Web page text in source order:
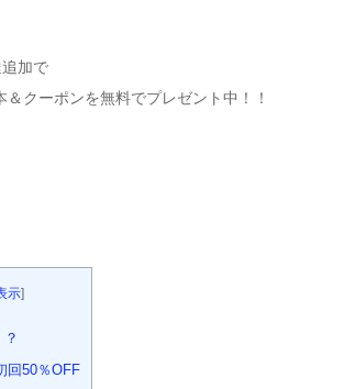
加で
＆クーポンを無料でプレゼント中！！
示]
回50％OFF